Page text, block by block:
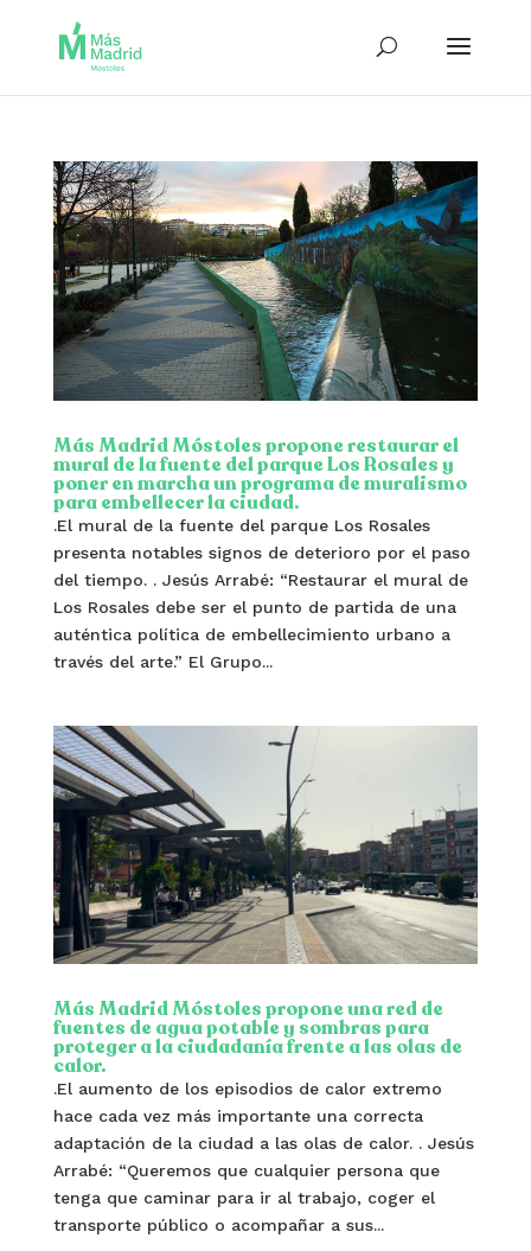
Más Madrid Móstoles propone restaurar el
mural de la fuente del parque Los Rosales y
poner en marcha un programa de muralismo
para embellecer la ciudad.
.El mural de la fuente del parque Los Rosales
presenta notables signos de deterioro por el paso
del tiempo. . Jesús Arrabé: “Restaurar el mural de
Los Rosales debe ser el punto de partida de una
auténtica política de embellecimiento urbano a
través del arte.” El Grupo...
Más Madrid Móstoles propone una red de
fuentes de agua potable y sombras para
proteger a la ciudadanía frente a las olas de
calor.
.El aumento de los episodios de calor extremo
hace cada vez más importante una correcta
adaptación de la ciudad a las olas de calor. . Jesús
Arrabé: “Queremos que cualquier persona que
tenga que caminar para ir al trabajo, coger el
transporte público o acompañar a sus...